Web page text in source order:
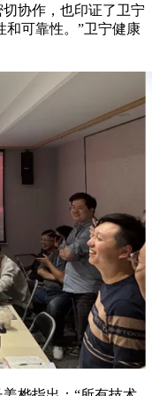
协作，也印证了卫宁
和可靠性。”卫宁健康